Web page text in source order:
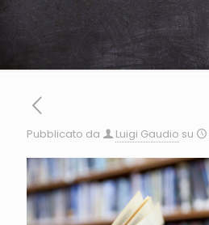
Pubblicato da Luigi Gaudio su